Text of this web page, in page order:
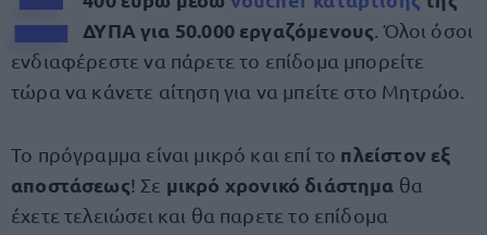
ΔΥΠΑ για 50.000 εργαζόμενους . Όλοι όσοι
ενδιαφέρεστε να πάρετε το επίδομα μπορείτε
τώρα να κάνετε αίτηση για να μπείτε στο Μητρώο.
Το πρόγραμμα είναι μικρό και επί το πλείστον εξ
αποστάσεως! Σε μικρό χρονικό διάστημα θα
έχετε τελειώσει και θα παρετε το επίδομα